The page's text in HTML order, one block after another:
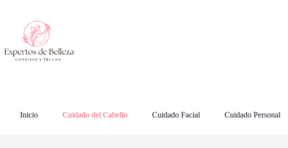
contenido
Inicio Cuidado del Cabello Cuidado Facial Cuidado Personal